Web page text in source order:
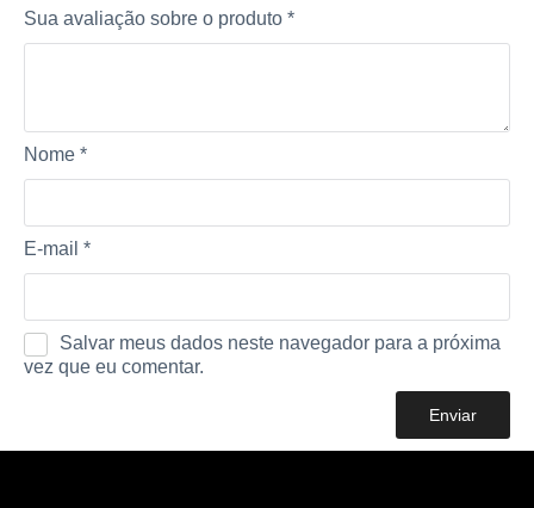
Sua avaliação sobre o produto *
Nome *
E-mail *
Salvar meus dados neste navegador para a próxima
vez que eu comentar.